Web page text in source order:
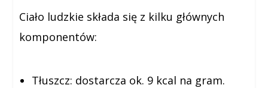
Ciało ludzkie składa się z kilku głównych
komponentów:
Tłuszcz: dostarcza ok. 9 kcal na gram.